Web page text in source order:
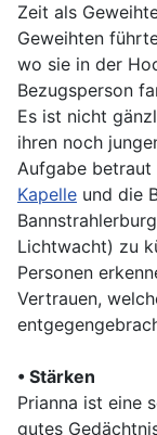
Zeit als
Geweihten
wo sie in der
Bezugsperson
Es ist nicht
ihren noch
Aufgabe betraut
Kapelle und die
Bannstrahlerburg
Lichtwacht) zu
Personen
Vertrauen,
• Stärken
Prianna ist eine
gutes